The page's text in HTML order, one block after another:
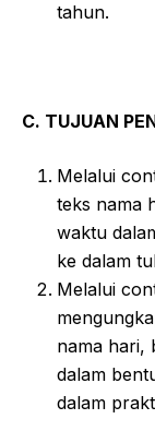
tahun.
C. TUJUAN
Melalui
teks nama
waktu
ke dalam
Melalui
nama hari,
dalam
dalam